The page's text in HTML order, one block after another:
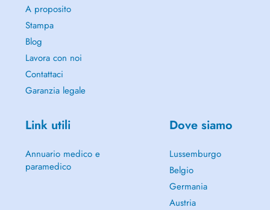
A proposito
Stampa
Blog
Lavora con noi
Contattaci
Garanzia legale
Link utili
Annuario medico e
paramedico
Dove siamo
Lussemburgo
Belgio
Germania
Austria